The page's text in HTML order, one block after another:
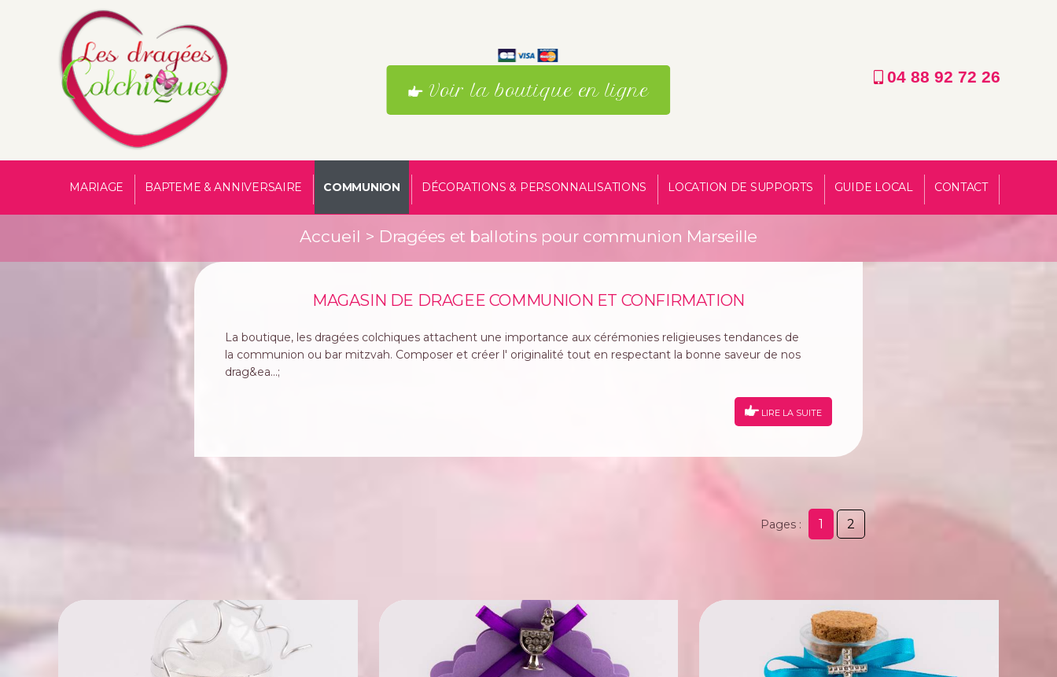
Voir la boutique en ligne
04 88 92 72 26
MARIAGE BAPTEME & ANNIVERSAIRE COMMUNION DÉCORATIONS & PERSONNALISATIONS LOCATION DE SUPPORTS GUIDE LOCAL CONTACT
Accueil > Dragées et ballotins pour communion Marseille
MAGASIN DE DRAGEE COMMUNION ET CONFIRMATION
La boutique, les dragées colchiques attachent une importance aux cérémonies religieuses tendances de
la communion ou bar mitzvah. Composer et créer l' originalité tout en respectant la bonne saveur de nos
drag&ea...;
LIRE LA SUITE
Pages : 1 2